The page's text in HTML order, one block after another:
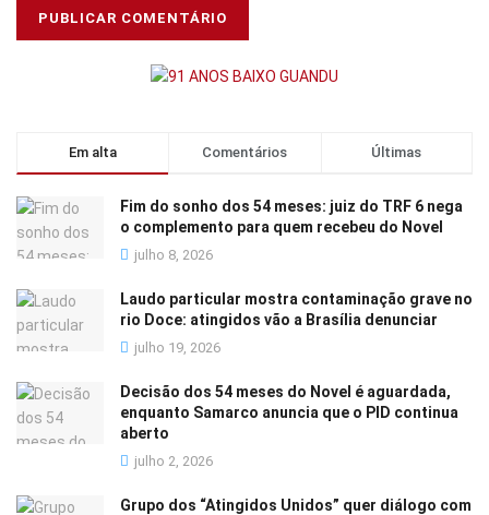
Em alta Comentários Últimas
Fim do sonho dos 54 meses: juiz do TRF 6 nega
o complemento para quem recebeu do Novel
julho 8, 2026
Laudo particular mostra contaminação grave no
rio Doce: atingidos vão a Brasília denunciar
julho 19, 2026
Decisão dos 54 meses do Novel é aguardada,
enquanto Samarco anuncia que o PID continua
aberto
julho 2, 2026
Grupo dos “Atingidos Unidos” quer diálogo com